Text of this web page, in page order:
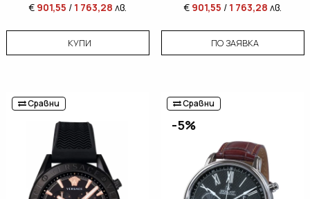
€ 901,55 / 1 763,28 лв.
КУПИ
€ 901,55 / 1 763,28 лв.
ПО ЗАЯВКА
Сравни Сравни
-5%